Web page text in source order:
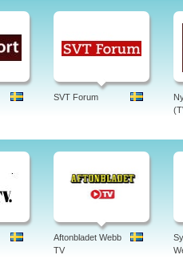
SVT Forum
Aftonbladet Webb
TV